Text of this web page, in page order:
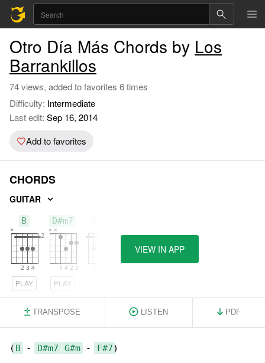
Otro Día Más Chords by Los
Barrankillos
74 views, added to favorites 6 times
Difficulty: Intermediate
Last edit: Sep 16, 2014
Add to favorites
CHORDS
GUITAR
B
PLAY
D#m7
PLAY
VIEW IN APP
TRANSPOSE LISTEN PDF
( B - D#m7 G#m - F#7)